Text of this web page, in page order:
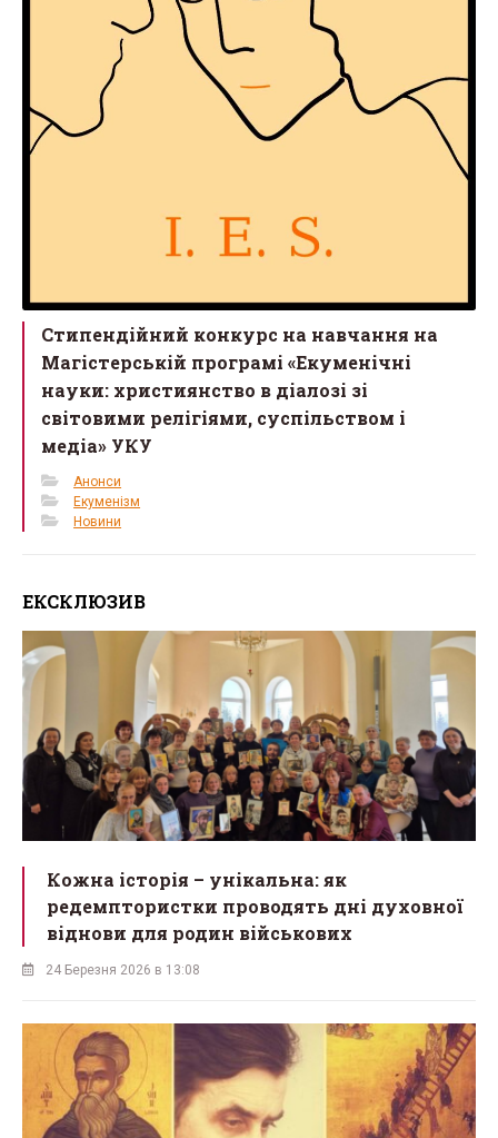
Стипендійний конкурс на навчання на
Магістерській програмі «Екуменічні
науки: християнство в діалозі зі
світовими релігіями, суспільством і
медіа» УКУ
Анонси
Екуменізм
Новини
ЕКСКЛЮЗИВ
Кожна історія – унікальна: як
редемптористки проводять дні духовної
віднови для родин військових
24 Березня 2026 в 13:08